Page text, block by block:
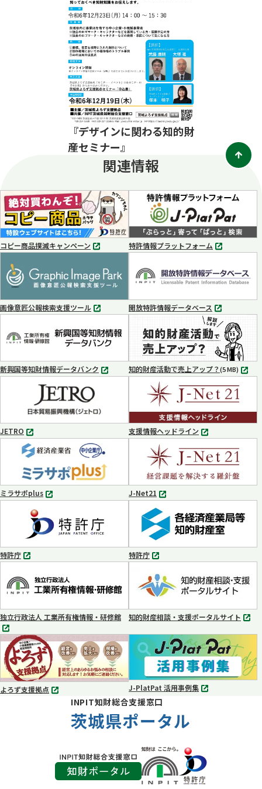
『デザインに関わる知的財
産セミナー』
関連情報
コピー商品撲滅キャンペーン
別
で
開
く
特許情報プラットフォーム
別
ブ
で
く
画像意匠公報検索支援ツール
別
ブ
で
く
開放特許情報データベース
別
タ
ブ
で
開
く
新興国等知財情報データバンク
別
開
く
知的財産活動で売上アップ？(5 MB) MP4
JETRO
別
タ
ブ
で
開
く
支援情報ヘッドライン
別
タ
ブ
で
開
く
ミラサポplus
別
ブ
で
開
く
J-Net21
別
タ
ブ
で
開
く
特許庁
別
ブ
で
く
特許庁
別
ブ
で
開
く
独立行政法人 工業所有権情報・研修館
別
タ
ブ
で
知的財産相談・支援ポータルサイト
別
タ
開
く
よろず支援拠点
別
J-PlatPat 活用事例集
別
INPIT知財総合支援窓口
茨城県ポータル